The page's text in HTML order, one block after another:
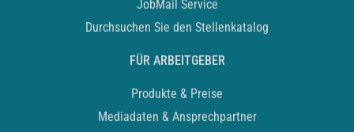
JobMail Service
Durchsuchen Sie den Stellenkatalog
FÜR ARBEITGEBER
Produkte & Preise
Mediadaten & Ansprechpartner